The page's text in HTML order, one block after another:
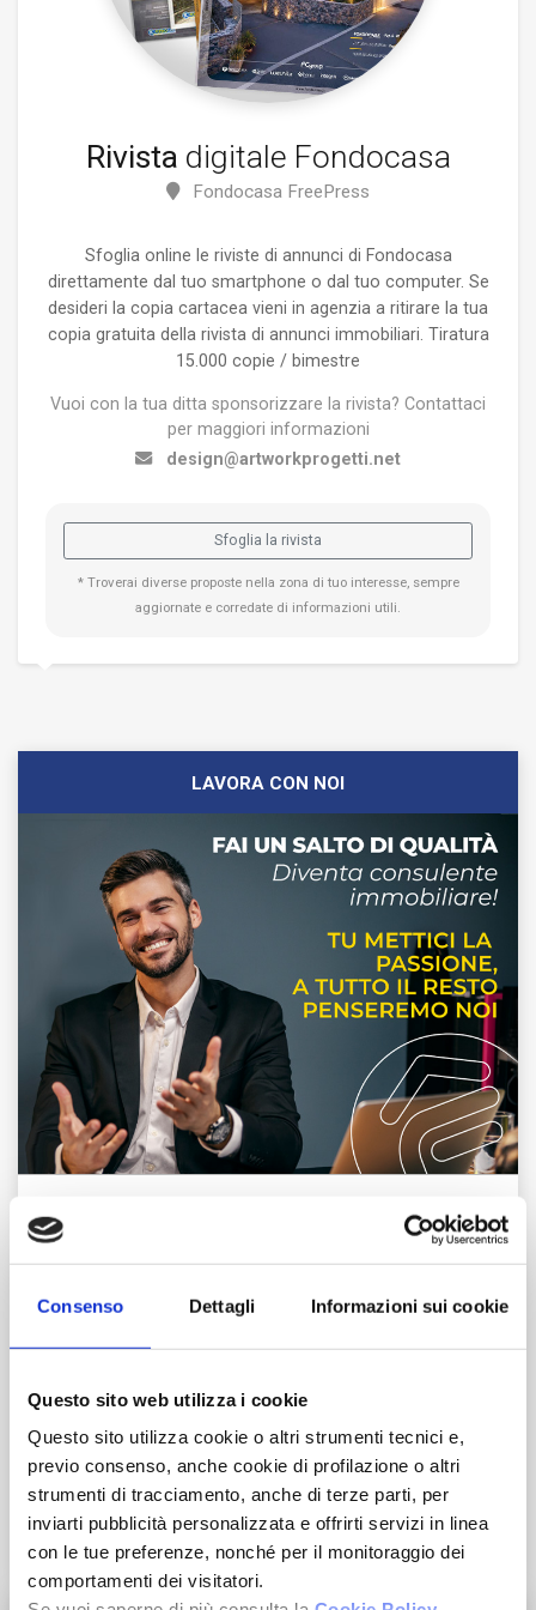
Consenso Dettagli Informazioni sui cookie
Questo sito web utilizza i cookie
Questo sito utilizza cookie o altri strumenti tecnici e,
previo consenso, anche cookie di profilazione o altri
strumenti di tracciamento, anche di terze parti, per
inviarti pubblicità personalizzata e offrirti servizi in linea
con le tue preferenze, nonché per il monitoraggio dei
comportamenti dei visitatori.
Rivista digitale Fondocasa
Fondocasa FreePress
Sfoglia online le riviste di annunci di Fondocasa
direttamente dal tuo smartphone o dal tuo computer. Se
desideri la copia cartacea vieni in agenzia a ritirare la tua
copia gratuita della rivista di annunci immobiliari. Tiratura
15.000 copie / bimestre
Vuoi con la tua ditta sponsorizzare la rivista? Contattaci
per maggiori informazioni
design@artworkprogetti.net
Sfoglia la rivista
* Troverai diverse proposte nella zona di tuo interesse, sempre
aggiornate e corredate di informazioni utili.
LAVORA CON NOI
Know-how di oltre 35 anni
Invia il tuo CV